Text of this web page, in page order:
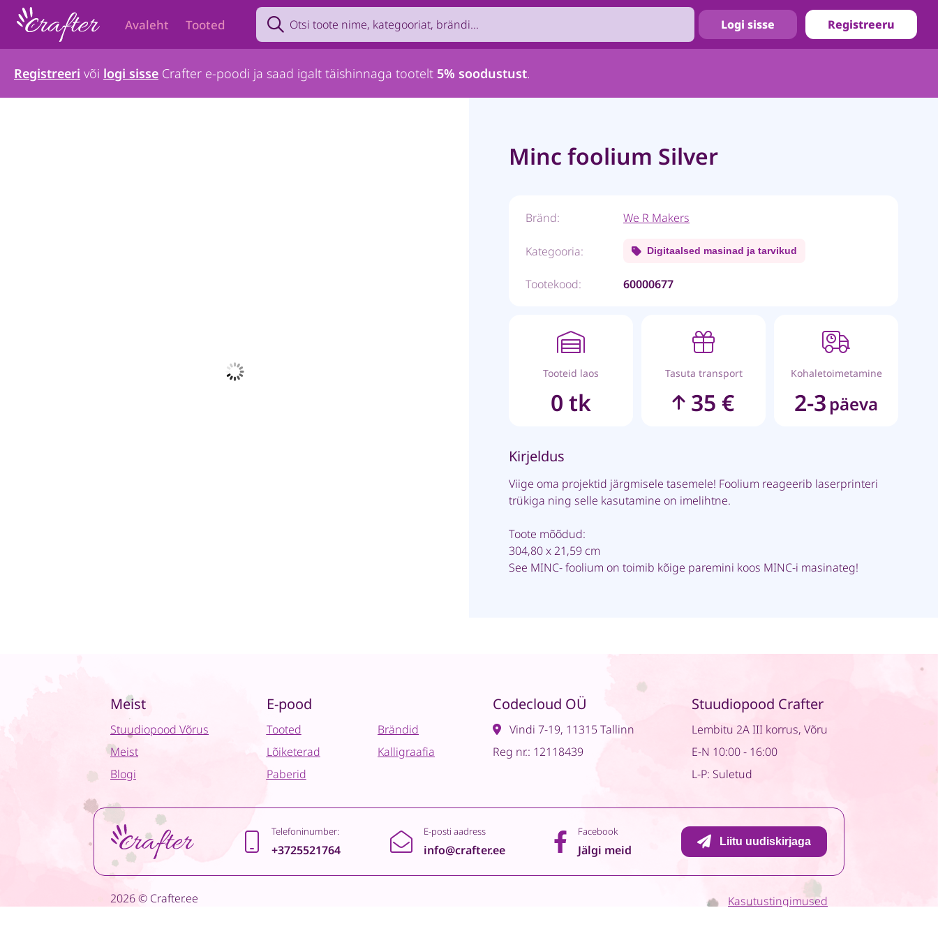
Avaleht Tooted
Search product by name, brand, category...
Logi sisse Registreeru
Registreeri või logi sisse Crafter e-poodi ja saad igalt täishinnaga tootelt 5% soodustust.
Minc foolium Silver
Bränd: We R Makers
Kategooria: Digitaalsed masinad ja tarvikud
Tootekood: 60000677
Tooteid laos
0 tk
Tasuta transport
35 €
Kohaletoimetamine
2-3 päeva
Kirjeldus
Viige oma projektid järgmisele tasemele! Foolium reageerib laserprinteri
trükiga ning selle kasutamine on imelihtne.
Toote mõõdud:
304,80 x 21,59 cm
See MINC- foolium on toimib kõige paremini koos MINC-i masinateg!
Meist
Stuudiopood Võrus
Meist
Blogi
E-pood
Tooted
Lõiketerad
Paberid
Brändid
Kalligraafia
Codecloud OÜ
Vindi 7-19, 11315 Tallinn
Reg nr.: 12118439
Stuudiopood Crafter
Lembitu 2A III korrus, Võru
E-N 10:00 - 16:00
L-P: Suletud
Telefoninumber:
+3725521764
E-posti aadress
info@crafter.ee
Facebook
Jälgi meid
Liitu uudiskirjaga
2026 © Crafter.ee Kasutustingimused